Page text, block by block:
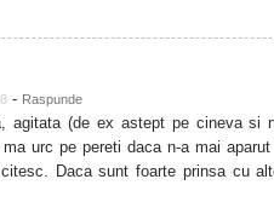
- Raspunde
agitata (de ex astept pe cineva si
urc pe pereti daca n-a mai
citesc. Daca sunt foarte prinsa cu